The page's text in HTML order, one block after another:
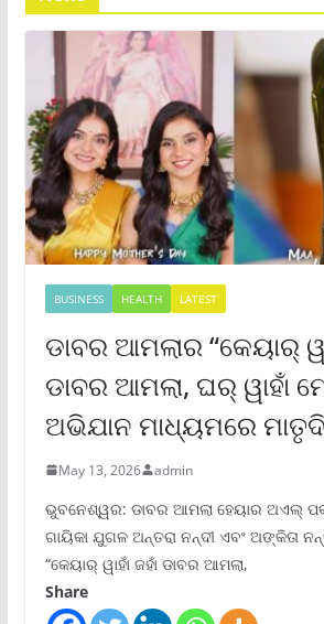
BUSINESS HEALTH LATEST
ଡାବର ଆମଲାର “କେୟାର୍
ଡାବର ଆମଲା, ଘର୍ ୱାହାଁ
ଅଭିଯାନ ମାଧ୍ୟମରେ
May 13, 2026 admin
ଭୁବନେଶ୍ୱର: ଡାବର ଆମଲା ହେୟାର ଅଏଲ୍
ଗାୟିକା ଯୁଗଳ ଅନ୍ତରା ନନ୍ଦୀ ଏବଂ ଅଙ୍କିତା
“କେୟାର୍ ୱାହାଁ ଜହାଁ ଡାବର ଆମଲା,
Share